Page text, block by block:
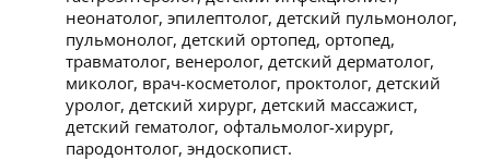
неонатолог, эпилептолог, детский пульмонолог,
пульмонолог, детский ортопед, ортопед,
травматолог, венеролог, детский дерматолог,
миколог, врач-косметолог, проктолог, детский
уролог, детский хирург, детский массажист,
детский гематолог, офтальмолог-хирург,
пародонтолог, эндоскопист.